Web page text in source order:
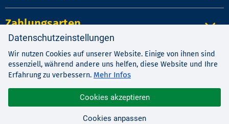
Zahlungsarten
Impressum | Kontakt|
Datenschutz
Widerrufsrecht
© 1987-2026 EDV-BUCHVERSAND Delf Michel e.K.
Datenschutzeinstellungen
Wir nutzen Cookies auf unserer Website. Einige von ihnen sind
essenziell, während andere uns helfen, diese Website und Ihre
Erfahrung zu verbessern. Mehr Infos
Cookies akzeptieren
Cookies anpassen